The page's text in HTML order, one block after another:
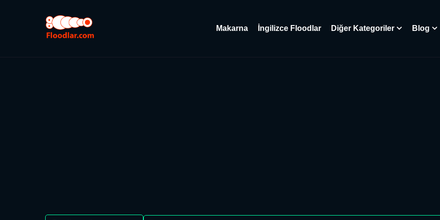
Makarna İngilizce Floodlar Diğer Kategoriler Blog